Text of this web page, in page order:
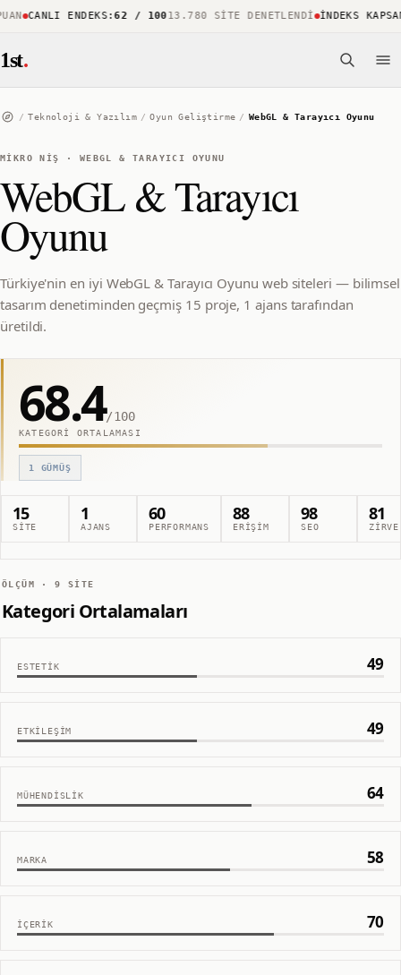
CANLI ENDEKS:62 / 10013.780 SITE DENETLENDI İNDEKS KAPSAMI
1st.
/ Teknoloji & Yazılım / Oyun Geliştirme / WebGL & Tarayıcı Oyunu
MIKRO NIŞ · WEBGL & TARAYICI OYUNU
WebGL & Tarayıcı
Oyunu
Türkiye'nin en iyi WebGL & Tarayıcı Oyunu web siteleri — bilimsel
tasarım denetiminden geçmiş 15 proje, 1 ajans tarafından
üretildi.
68.4/100
KATEGORI ORTALAMASI
1 GÜMÜŞ
15
SITE
1
AJANS
60
PERFORMANS
88
ERIŞIM
98
SEO
81
ZIRVE
ÖLÇÜM ·9 SITE
Kategori Ortalamaları
ESTETIK 49
ETKILEŞIM 49
MÜHENDISLIK 64
MARKA 58
İÇERIK 70